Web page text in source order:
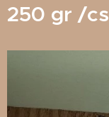
250 gr /cs